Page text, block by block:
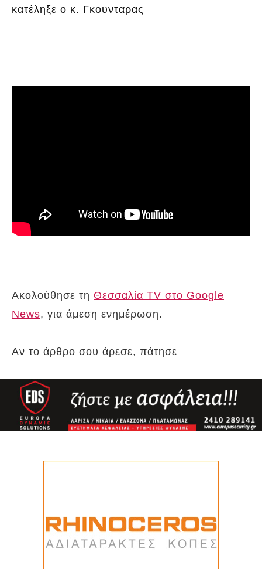
κατέληξε ο κ. Γκουνταρας
Ακολούθησε τη Θεσσαλία TV στο Google
News, για άμεση ενημέρωση.
Αν το άρθρο σου άρεσε, πάτησε